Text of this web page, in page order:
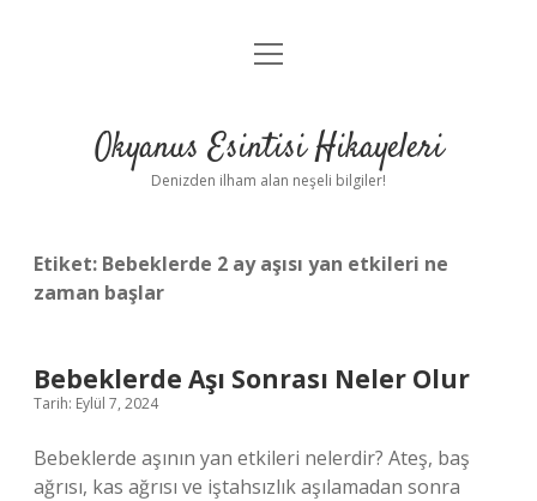
Anasayfa
Yasal Uyarı
menüyü
Okyanus Esintisi Hikayeleri
Denizden ilham alan neşeli bilgiler!
Etiket: Bebeklerde 2 ay aşısı yan etkileri ne
zaman başlar
Bebeklerde Aşı Sonrası Neler Olur
Tarih: Eylül 7, 2024
Bebeklerde aşının yan etkileri nelerdir? Ateş, baş
ağrısı, kas ağrısı ve iştahsızlık aşılamadan sonra